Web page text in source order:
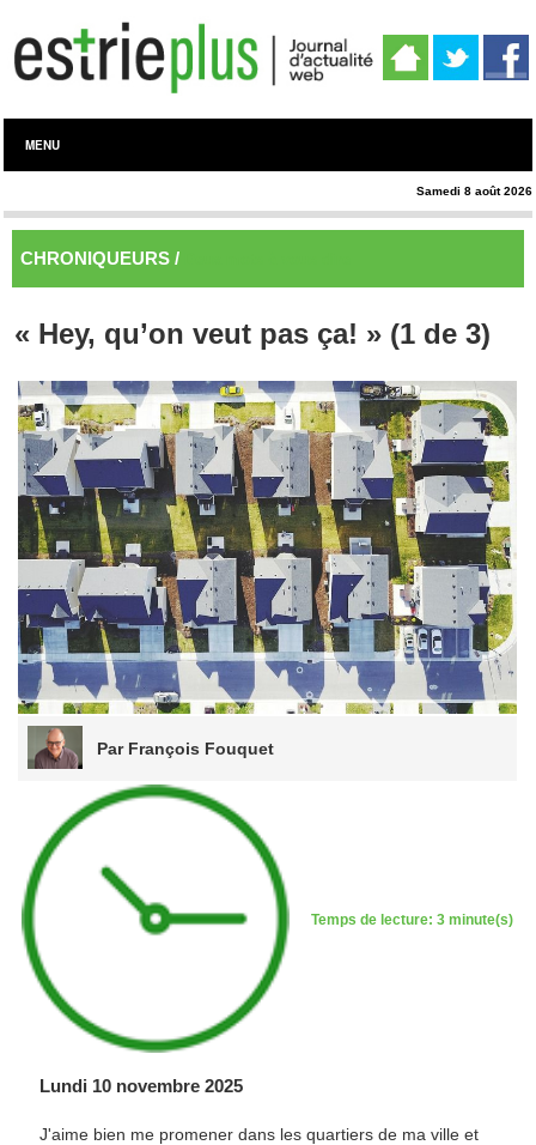
MENU
Samedi 8 août 2026
CHRONIQUEURS /
« Hey, qu’on veut pas ça! » (1 de 3)
Par François Fouquet
Temps de lecture: 3 minute(s)
Lundi 10 novembre 2025
J'aime bien me promener dans les quartiers de ma ville et